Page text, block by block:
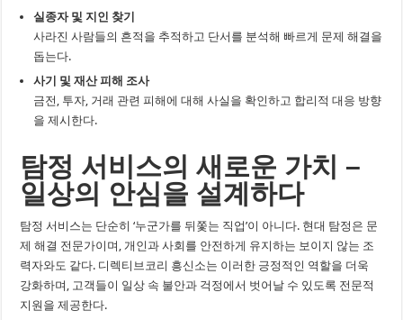
실종자 및 지인 찾기
사라진 사람들의 흔적을 추적하고 단서를 분석해 빠르게 문제 해결을
돕는다.
사기 및 재산 피해 조사
금전, 투자, 거래 관련 피해에 대해 사실을 확인하고 합리적 대응 방향
을 제시한다.
탐정 서비스의 새로운 가치 –
일상의 안심을 설계하다
탐정 서비스는 단순히 ‘누군가를 뒤쫓는 직업’이 아니다. 현대 탐정은 문
제 해결 전문가이며, 개인과 사회를 안전하게 유지하는 보이지 않는 조
력자와도 같다. 디렉티브코리 흥신소는 이러한 긍정적인 역할을 더욱
강화하며, 고객들이 일상 속 불안과 걱정에서 벗어날 수 있도록 전문적
지원을 제공한다.